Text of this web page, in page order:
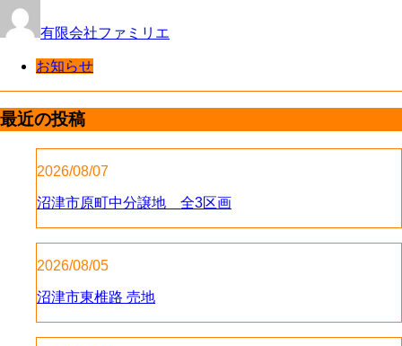
有限会社ファミリエ
お知らせ
最近の投稿
2026/08/07
沼津市原町中分譲地 全3区画
2026/08/05
沼津市東椎路 売地